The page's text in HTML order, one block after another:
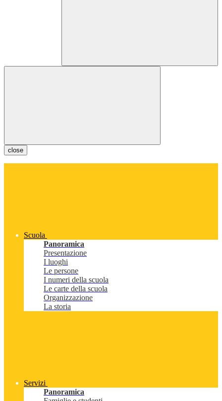
close
Scuola
Panoramica
Presentazione
I luoghi
Le persone
I numeri della scuola
Le carte della scuola
Organizzazione
La storia
Servizi
Panoramica